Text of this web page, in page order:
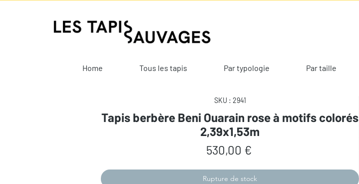
Home Tous les tapis Par typologie Par taille
SKU : 2941
Tapis berbère Beni Ouarain rose à motifs colorés
2,39x1,53m
530,00 €Prix
Rupture de stock